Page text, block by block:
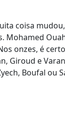
coisa
Mohamed
onzes, é
Giroud e
Boufal ou